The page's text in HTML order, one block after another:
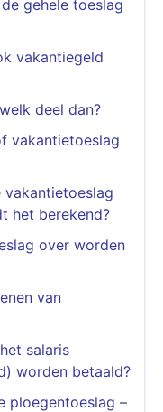
gehele toeslag
vakantiegeld
deel dan?
vakantietoeslag
het berekend?
over worden
van
salaris
worden betaald?
ploegentoeslag –